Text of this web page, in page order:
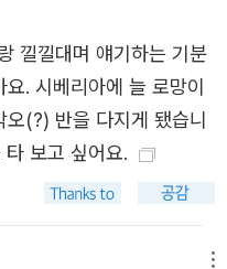
낄낄대며 얘기하는 기분
. 시베리아에 늘 로망이
(?) 반을 다지게 됐습니
보고 싶어요.